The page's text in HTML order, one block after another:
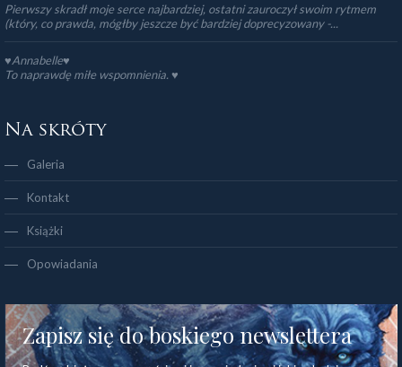
Pierwszy skradł moje serce najbardziej, ostatni zauroczył swoim rytmem
(który, co prawda, mógłby jeszcze być bardziej doprecyzowany -...
♥Annabelle♥
To naprawdę miłe wspomnienia. ♥️
Na skróty
Galeria
Kontakt
Książki
Opowiadania
Zapisz się do boskiego newslettera